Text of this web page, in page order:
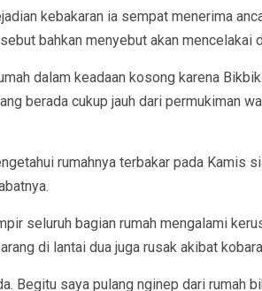
kebakaran ia sempat menerima
bahkan menyebut akan mencelakai
dalam keadaan kosong karena
berada cukup jauh dari permukiman
rumahnya terbakar pada Kamis
seluruh bagian rumah mengalami
di lantai dua juga rusak akibat
Begitu saya pulang nginep dari rumah